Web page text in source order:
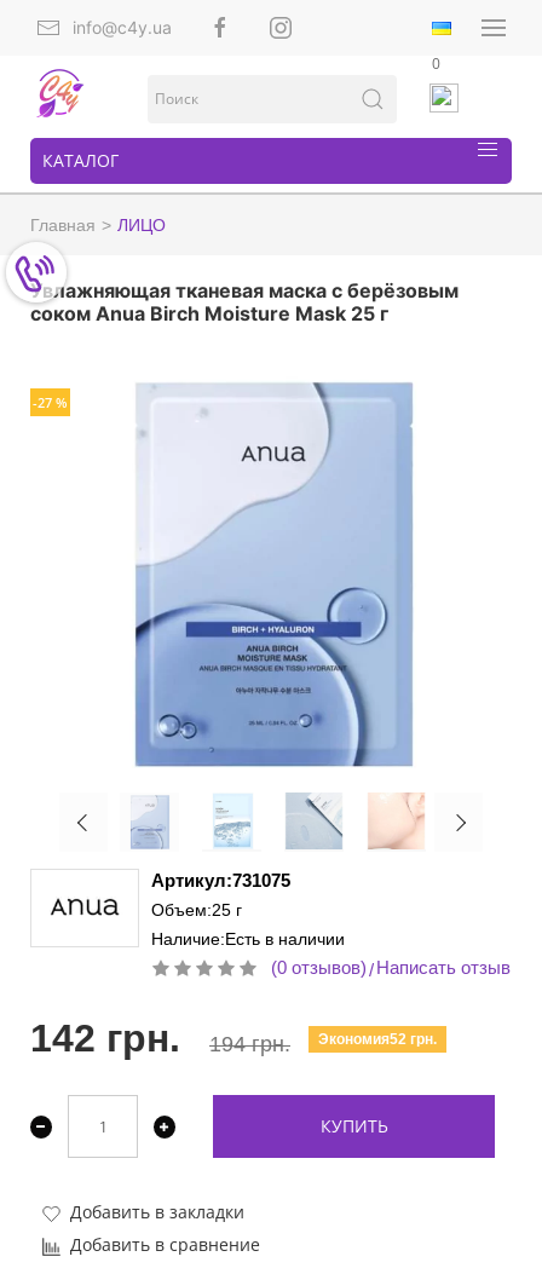
info@c4y.ua
0
КАТАЛОГ
Главная ЛИЦО
Увлажняющая тканевая маска с берёзовым
соком Anua Birch Moisture Mask 25 г
-27 %
Артикул:731075
Объем:25 г
Наличие:Есть в наличии
(0 отзывов)/Написать отзыв
142 грн. 194 грн. Экономия52 грн.
КУПИТЬ
Добавить в закладки
Добавить в сравнение